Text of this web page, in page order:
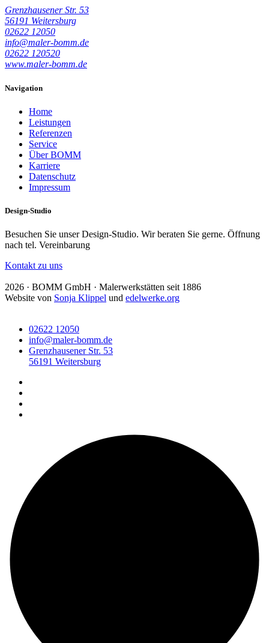
Grenzhausener Str. 53
56191 Weitersburg
02622 12050
info@maler-bomm.de
02622 120520
www.maler-bomm.de
Navigation
Home
Leistungen
Referenzen
Service
Über BOMM
Karriere
Datenschutz
Impressum
Design-Studio
Besuchen Sie unser Design-Studio. Wir beraten Sie gerne. Öffnung
nach tel. Vereinbarung
Kontakt zu uns
2026 · BOMM GmbH · Malerwerkstätten seit 1886
Website von Sonja Klippel und edelwerke.org
02622 12050
info@maler-bomm.de
Grenzhausener Str. 53
56191 Weitersburg